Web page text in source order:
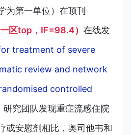
为第一单位）在顶刊
一区top，IF=98.4） 在线发
treatment of severe
review and network
controlled
研究团队发现重症流感住院
或安慰剂相比，奥司他韦和